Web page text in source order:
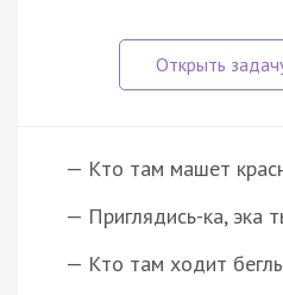
— Кто там машет
— Приглядись-ка, эка
— Кто там ходит